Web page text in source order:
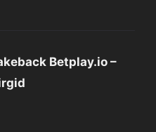
Betplay.io –